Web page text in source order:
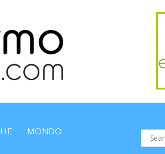
MONDO